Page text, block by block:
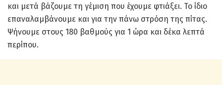
και μετά βάζουμε τη γέμιση που έχουμε φτιάξει. Το ίδιο
επαναλαμβάνουμε και για την πάνω στρόση της πίτας.
Ψήνουμε στους 180 βαθμούς για 1 ώρα και δέκα λεπτά
περίπου.